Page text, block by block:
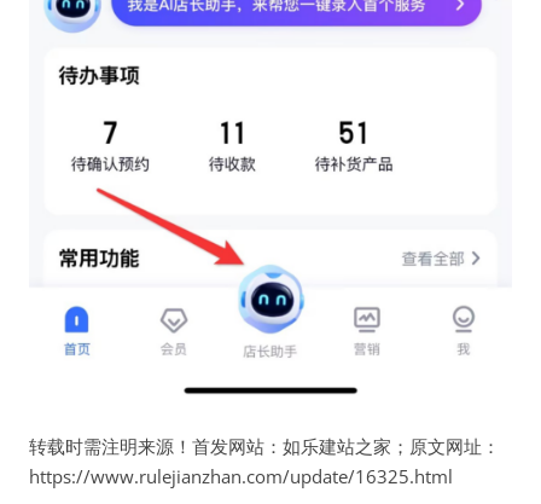
转载时需注明来源！首发网站：如乐建站之家；原文网址：
https://www.rulejianzhan.com/update/16325.html